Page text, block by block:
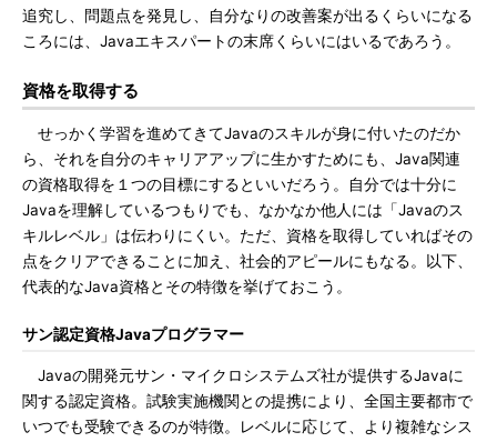
追究し、問題点を発見し、自分なりの改善案が出るくらいになる
ころには、Javaエキスパートの末席くらいにはいるであろう。
資格を取得する
せっかく学習を進めてきてJavaのスキルが身に付いたのだか
ら、それを自分のキャリアアップに生かすためにも、Java関連
の資格取得を１つの目標にするといいだろう。自分では十分に
Javaを理解しているつもりでも、なかなか他人には「Javaのス
キルレベル」は伝わりにくい。ただ、資格を取得していればその
点をクリアできることに加え、社会的アピールにもなる。以下、
代表的なJava資格とその特徴を挙げておこう。
サン認定資格Javaプログラマー
Javaの開発元サン・マイクロシステムズ社が提供するJavaに
関する認定資格。試験実施機関との提携により、全国主要都市で
いつでも受験できるのが特徴。レベルに応じて、より複雑なシス